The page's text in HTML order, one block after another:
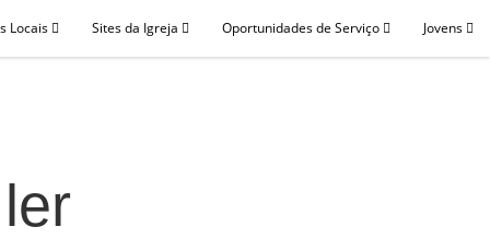
Locais Sites da Igreja Oportunidades de Serviço Jovens